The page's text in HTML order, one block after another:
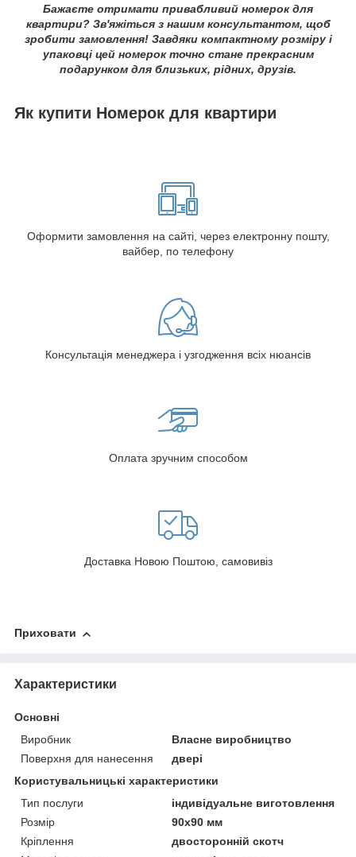
Бажаєте отримати привабливий номерок для
квартири? Зв'яжіться з нашим консультантом, щоб
зробити замовлення! Завдяки компактному розміру і
упаковці цей номерок точно стане прекрасним
подарунком для близьких, рідних, друзів.
Як купити Номерок для квартири
Оформити замовлення на сайті, через електронну пошту,
вайбер, по телефону
Консультація менеджера і узгодження всіх нюансів
Оплата зручним способом
Доставка Новою Поштою, самовивіз
Приховати
Характеристики
Основні
Виробник
Власне виробництво
Поверхня для нанесення
двері
Користувальницькі характеристики
Тип послуги
індивідуальне виготовлення
Розмір
90х90 мм
Кріплення
двосторонній скотч